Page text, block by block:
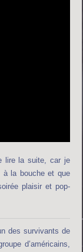
lire la suite, car je
à la bouche et que
plaisir et pop-
des survivants de
d’américains,